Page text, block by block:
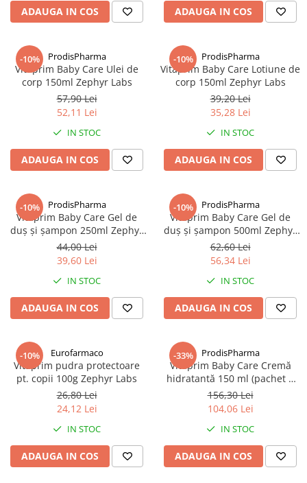
Altele-Produse pentru ingrijire si
frumusete
Produse tehnico-medicale
Aparatura medicala
Plasturi
Altele-Produse tehnico-medicale
Fertilitate
Altele-Sanatatea cuplului
Suplimente alimentare
Vitamine si minerale
Afectiuni dermatologice
Afectiuni respiratorii
Afectiuni digestive
Afectiuni osteo-articulare
Afectiuni oftalmologice
Afectiuni cardio-vasculare
Afectiuni urogenitale
Sanatatea mintii
Suplimente pentru imunitate
Dieta
ADAUGA IN COS ADAUGA IN COS
-10% ProdisPharma
Vitaprim Baby Care Ulei de
corp 150ml Zephyr Labs
57,90 Lei
52,11 Lei
IN STOC
ADAUGA IN COS
-10% ProdisPharma
Vitaprim Baby Care Lotiune de
corp 150ml Zephyr Labs
39,20 Lei
35,28 Lei
IN STOC
ADAUGA IN COS
-10% ProdisPharma
Vitaprim Baby Care Gel de
duş şi şampon 250ml Zephyr
Labs
44,00 Lei
39,60 Lei
IN STOC
ADAUGA IN COS
-10% ProdisPharma
Vitaprim Baby Care Gel de
duş şi şampon 500ml Zephyr
Labs
62,60 Lei
56,34 Lei
IN STOC
ADAUGA IN COS
-10% Eurofarmaco
Vitaprim pudra protectoare
pt. copii 100g Zephyr Labs
26,80 Lei
24,12 Lei
IN STOC
ADAUGA IN COS
-33% ProdisPharma
Vitaprim Baby Care Cremă
hidratantă 150 ml (pachet 3
buc) Zephyr Labs
156,30 Lei
104,06 Lei
IN STOC
ADAUGA IN COS